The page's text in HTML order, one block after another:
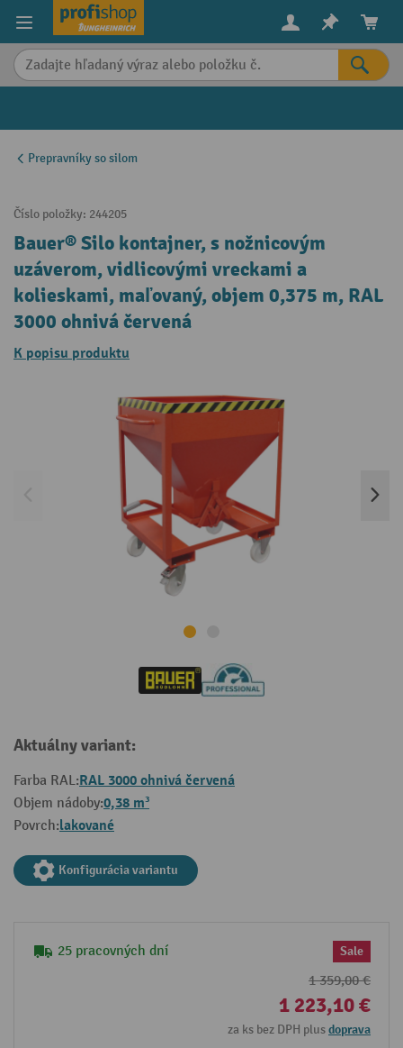
content
Prepravníky so silom
Číslo položky: 244205
Bauer® Silo kontajner, s nožnicovým
uzáverom, vidlicovými vreckami a
kolieskami, maľovaný, objem 0,375 m, RAL
3000 ohnivá červená
K popisu produktu
Aktuálny variant:
Farba RAL:RAL 3000 ohnivá červená
Objem nádoby:0,38 m³
Povrch:lakované
Konfigurácia variantu
25 pracovných dní Sale
1 359,00 €
1 223,10 €
za ks bez DPH plusdoprava